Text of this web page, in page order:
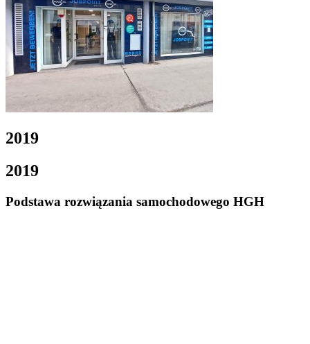
2019
2019
Podstawa rozwiązania samochodowego HGH